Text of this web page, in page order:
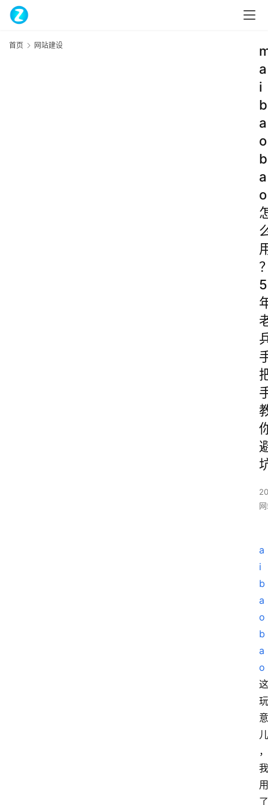
首页 网站建设
a
i
b
a
o
b
a
o
5
a
i
b
a
o
b
a
o
这
玩
意
儿
，
我
用
了